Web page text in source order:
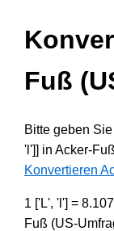
Fuß
Bitte geben
'l']] in Acker-
Konvertieren
1 ['L', 'l'] =
Fuß (US-